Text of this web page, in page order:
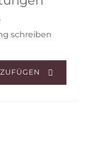
schreiben